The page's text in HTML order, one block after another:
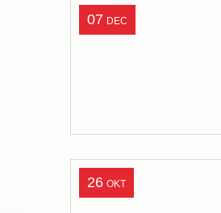
07 DEC
26 OKT